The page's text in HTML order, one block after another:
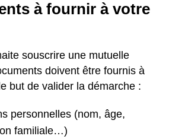
à fournir à votre
souscrire une mutuelle
doivent être fournis à
but de valider la démarche :
personnelles (nom, âge,
familiale…)